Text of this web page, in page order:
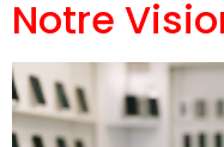
Notre